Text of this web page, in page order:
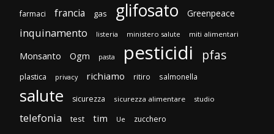
farmaci francia gas glifosato Greenpeace
inquinamento listeria ministero salute miti alimentari
Monsanto Ogm pasta pesticidi pfas
plastica privacy richiamo ritiro salmonella
salute sicurezza sicurezza alimentare studio
telefonia test tim Ue zucchero